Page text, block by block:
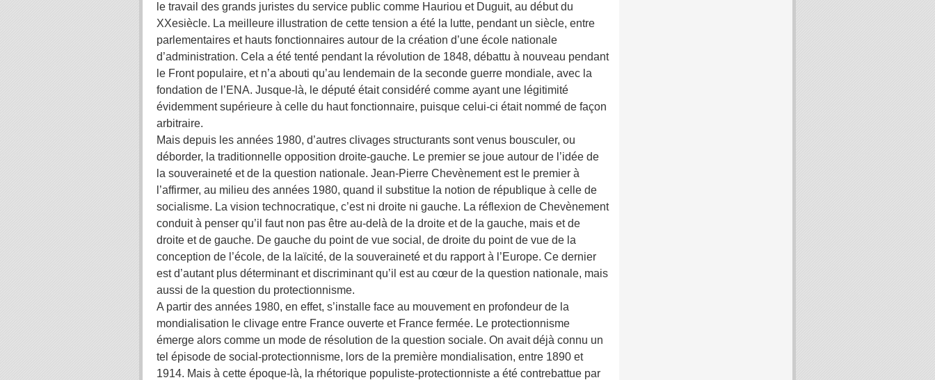
le travail des grands juristes du ­service public comme Hauriou et Duguit, au début du
XXesiècle. La meilleure illustration de cette tension a été la lutte, pendant un siècle, entre
parlementaires et hauts fonctionnaires autour de la création d’une école nationale
d’administration. Cela a été tenté pendant la révolution de 1848, débattu à nouveau pendant
le Front populaire, et n’a abouti qu’au lendemain de la seconde guerre mondiale, avec la
fondation de l’ENA. Jusque-là, le député était considéré comme ayant une légitimité
évidemment ­supérieure à celle du haut fonctionnaire, puisque celui-ci était nommé de ­façon
arbitraire.
Mais depuis les années 1980, d’autres clivages structurants sont venus bousculer, ou
déborder, la traditionnelle opposition droite-gauche. Le premier se joue autour de l’idée de
la souveraineté et de la question nationale. Jean-Pierre Chevènement est le premier à
l’affirmer, au milieu des années 1980, quand il substitue la notion de république à celle de
socialisme. La vision technocratique, c’est ni droite ni gauche. La réflexion de Chevènement
conduit à penser qu’il faut non pas être au-delà de la droite et de la gauche, mais et de
droite et de gauche. De gauche du point de vue social, de droite du point de vue de la
conception de l’école, de la laïcité, de la souveraineté et du rapport à l’Europe. Ce dernier
est d’autant plus déterminant et discriminant qu’il est au cœur de la question nationale, mais
aussi de la question du protectionnisme.
A partir des années 1980, en effet, s’installe face au mouvement en profondeur de la
mondialisation le clivage entre France ouverte et France fermée. Le protectionnisme
émerge alors comme un mode de résolution de la question sociale. On avait déjà connu un
tel épisode de social-protectionnisme, lors de la première mondialisation, entre 1890 et
1914. Mais à cette époque-là, la rhétorique populiste-protectionniste a été contrebattue par